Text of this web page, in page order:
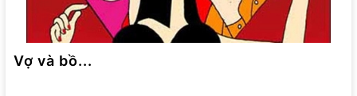
Vợ và bồ...